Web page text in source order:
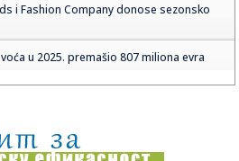
i Fashion Company donose sezonsko
u 2025. premašio 807 miliona evra
prevara se nastavlja!